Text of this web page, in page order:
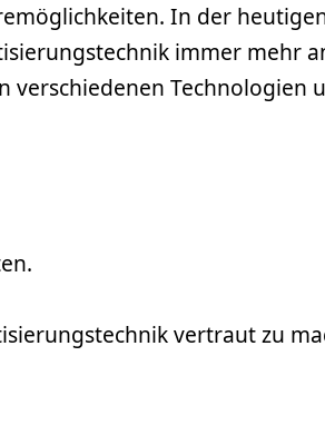
In der
immer mehr
verschiedenen Technologien
vertraut zu